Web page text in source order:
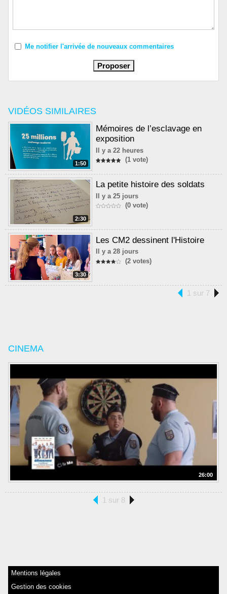
VIDÉOS SIMILAIRES
1:50
Mémoires de l’esclavage en
exposition
Il y a 22 heures
(1 vote)
2:30
La petite histoire des soldats
Il y a 25 jours
(0 vote)
3:30
Les CM2 dessinent l'Histoire
Il y a 28 jours
(2 votes)
1 sur 7
CINEMA
26:00
1 sur 8
Me notifier l'arrivée de nouveaux commentaires
Mentions légales
Gestion des cookies